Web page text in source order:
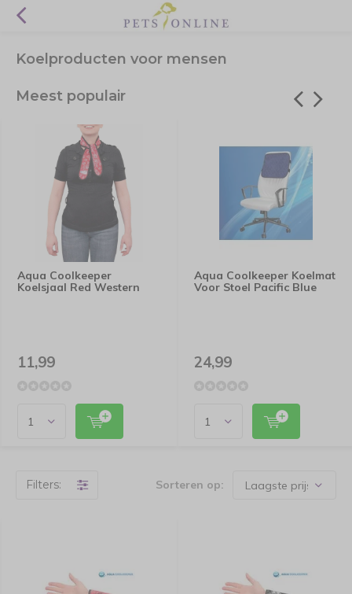
Koelproducten voor mensen
Meest populair
Aqua Coolkeeper
Koelsjaal Red Western
11,99
Aqua Coolkeeper Koelmat
Voor Stoel Pacific Blue
24,99
Filters: Sorteren op: